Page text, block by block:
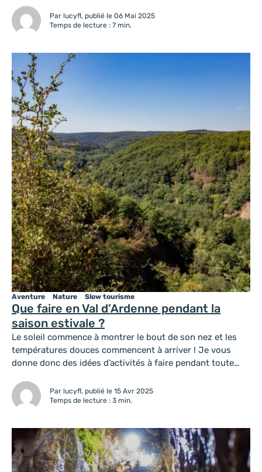
découvrir notre beau département. Partie 1 : Histoire et
caractéristiques du parc Le Parc Naturel régional est...
Par lucyfl, publié le 06 Mai 2025
Temps de lecture : 7 min.
Que faire en Val d’Ardenne pendant la
saison estivale ?
Aventure Nature Slow tourisme
Le soleil commence à montrer le bout de son nez et les
températures douces commencent à arriver ! Je vous
donne donc des idées d’activités à faire pendant toute
Visitez les sites incontournables : Profitez de la saison
estivale pour découvrir les sites incontournables...
Par lucyfl, publié le 15 Avr 2025
Temps de lecture : 3 min.